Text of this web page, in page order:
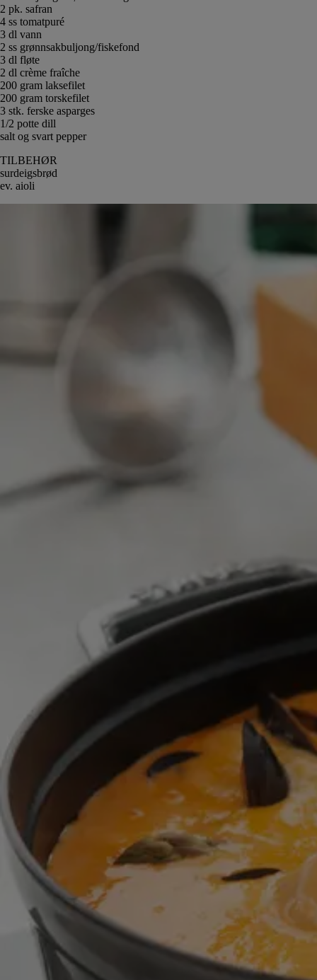
2 pk. safran
4 ss tomatpuré
3 dl vann
2 ss grønnsakbuljong/fiskefond
3 dl fløte
2 dl crème fraîche
200 gram laksefilet
200 gram torskefilet
3 stk. ferske asparges
1/2 potte dill
salt og svart pepper
TILBEHØR
surdeigsbrød
ev. aioli